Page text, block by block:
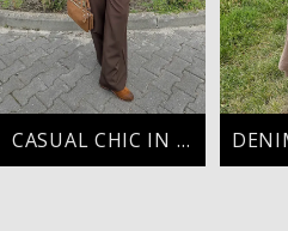
CASUAL CHIC IN BROWN